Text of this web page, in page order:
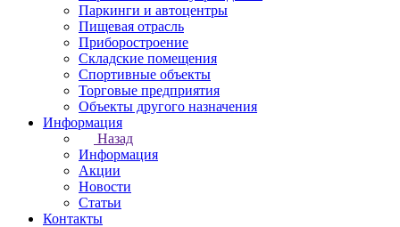
Паркинги и автоцентры
Пищевая отрасль
Приборостроение
Складские помещения
Спортивные объекты
Торговые предприятия
Объекты другого назначения
Информация
Назад
Информация
Акции
Новости
Статьи
Контакты